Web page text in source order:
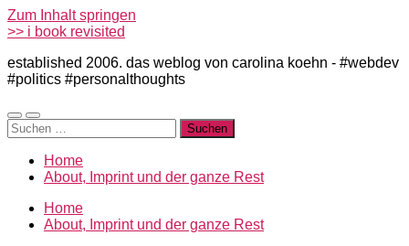
Zum Inhalt springen
>> i book revisited
established 2006. das weblog von carolina koehn - #webdev
#politics #personalthoughts
Mobile-
Menü
Suchfeld
ein-/ausblenden
Suchen
nach:
Home
About, Imprint und der ganze Rest
Home
About, Imprint und der ganze Rest